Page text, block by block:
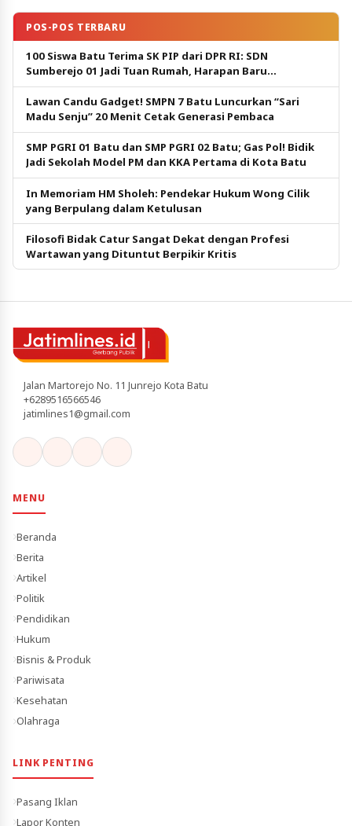
POS-POS TERBARU
100 Siswa Batu Terima SK PIP dari DPR RI: SDN
Sumberejo 01 Jadi Tuan Rumah, Harapan Baru
Pendidikan Gratis
Lawan Candu Gadget! SMPN 7 Batu Luncurkan “Sari
Madu Senju” 20 Menit Cetak Generasi Pembaca
SMP PGRI 01 Batu dan SMP PGRI 02 Batu; Gas Pol! Bidik
Jadi Sekolah Model PM dan KKA Pertama di Kota Batu
In Memoriam HM Sholeh: Pendekar Hukum Wong Cilik
yang Berpulang dalam Ketulusan
Filosofi Bidak Catur Sangat Dekat dengan Profesi
Wartawan yang Dituntut Berpikir Kritis
Jalan Martorejo No. 11 Junrejo Kota Batu
+6289516566546
jatimlines1@gmail.com
MENU
Beranda
Berita
Artikel
Politik
Pendidikan
Hukum
Bisnis & Produk
Pariwisata
Kesehatan
Olahraga
LINK PENTING
Pasang Iklan
Lapor Konten